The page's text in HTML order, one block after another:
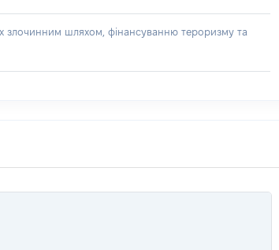
злочинним шляхом, фінансуванню тероризму та